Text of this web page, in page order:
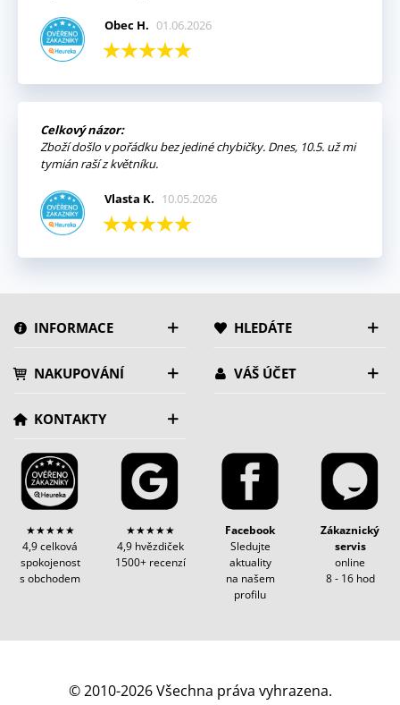
Obec H. 01.06.2026
Celkový názor:
Zboží došlo v pořádku bez jediné chybičky. Dnes, 10.5. už mi
tymián raší z květníku.
Vlasta K. 10.05.2026
INFORMACE HLEDÁTE
NAKUPOVÁNÍ VÁŠ ÚČET
KONTAKTY
★★★★★
4,9 celková
spokojenost
s obchodem
★★★★★
4,9 hvězdiček
1500+ recenzí
Facebook
Sledujte
aktuality
na našem
profilu
Zákaznický
servis
online
8 - 16 hod
© 2010-2026 Všechna práva vyhrazena.